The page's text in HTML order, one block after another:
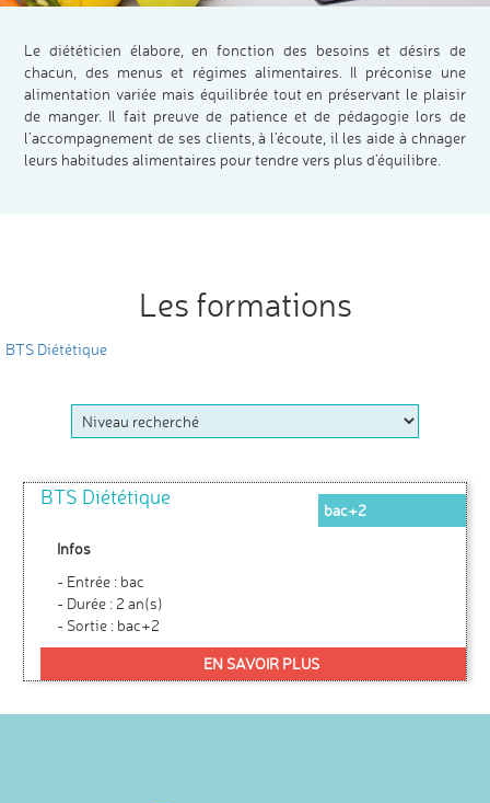
Le diététicien élabore, en fonction des besoins et désirs de
chacun, des menus et régimes alimentaires. Il préconise une
alimentation variée mais équilibrée tout en préservant le plaisir
de manger. Il fait preuve de patience et de pédagogie lors de
l’accompagnement de ses clients, à l’écoute, il les aide à chnager
leurs habitudes alimentaires pour tendre vers plus d’équilibre.
Les formations
BTS Diététique
BTS Diététique
bac+2
Infos
- Entrée : bac
- Durée : 2 an(s)
- Sortie : bac+2
EN SAVOIR PLUS